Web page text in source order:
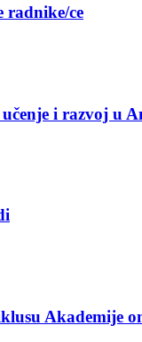
radnike/ce
i razvoj u
Akademije